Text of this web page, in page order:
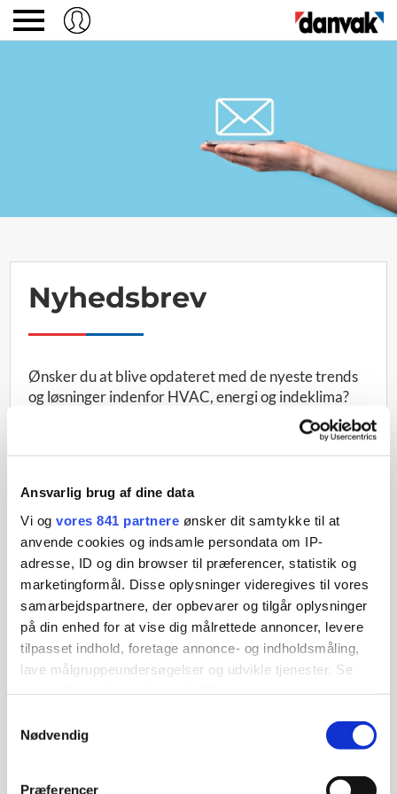
Ansvarlig brug af dine data
Vi og vores 841 partnere ønsker dit samtykke til at
anvende cookies og indsamle persondata om IP-
adresse, ID og din browser til præferencer, statistik og
marketingformål. Disse oplysninger videregives til vores
samarbejdspartnere, der opbevarer og tilgår oplysninger
på din enhed for at vise dig målrettede annoncer, levere
tilpasset indhold, foretage annonce- og indholdsmåling,
lave målgruppeundersøgelser og udvikle tjenester. Se
tilbage eller ændre indstillinger fra vores
"Cookiedeklaration", eller ved at trykke på "Privacy
Nødvendig
Præferencer
Nyhedsbrev
Ønsker du at blive opdateret med de nyeste trends
og løsninger indenfor HVAC, energi og indeklima?
Med vores nyhedsbrev holder vi dig ajour med den
viden, der gør en forskel – både for dig og for
miljøet.
Som modtager af vores nyhedsbrev får du bl.a.:
Eksperttips til at optimere energiforbrug og
forbedre indeklima-komfort hos dine kunder
Opdateringer om den seneste teknologi inden for
ventilation, opvarmning og køling
Viden om bæredygtige og energieffektive
løsninger, som gør hverdagen grønnere
Nyheder om kurser og arrangementer hos
Danvak og foreningens samarbejdspartnere
investeringer i HVAC-systemer
branchen – ingen spam, kun inspiration.